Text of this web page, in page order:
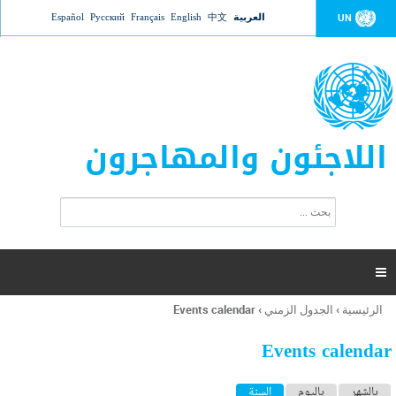
Jump to navigation UN العربية 中文
English
Français
Русский
Español
اللاجئون والمهاجرون
ت
ر
ل
ح
ب

أنت
هنا
الرئيسية › الجدول الزمني ›
Events calendar
Events calendar